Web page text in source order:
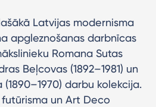
Latvijas modernisma
apgleznošanas darbnīcas
Romana Sutas
Beļcovas (1892–1981) un
darbu kolekcija.
un Art Deco